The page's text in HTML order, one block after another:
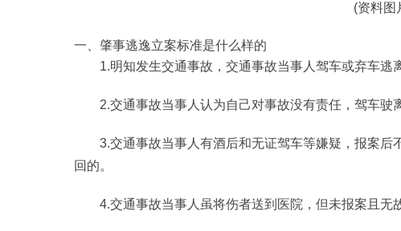
(资料图
一、肇事逃逸立案标准是什么样的
1.明知发生交通事故，交通事故当事人驾车或弃车逃
2.交通事故当事人认为自己对事故没有责任，驾车驶
3.交通事故当事人有酒后和无证驾车等嫌疑，报案
回的。
4.交通事故当事人虽将伤者送到医院，但未报案且无